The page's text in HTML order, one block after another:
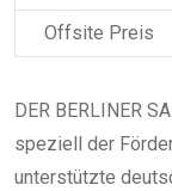
Offsite Preis
DER BERLINER
speziell der
unterstützte